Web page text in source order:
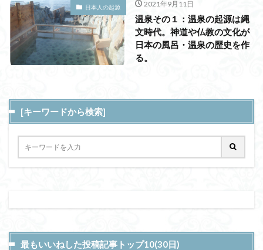
日本人の起源 2021年9月11日
温泉その１：温泉の起源は縄
文時代。神道や仏教の文化が
日本の風呂・温泉の歴史を作
る。
[キーワードから検索]
最もいいねした投稿記事トップ10(30日)